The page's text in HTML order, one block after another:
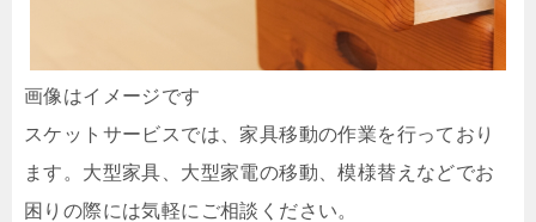
画像はイメージです
スケットサービスでは、家具移動の作業を行っており
ます。大型家具、大型家電の移動、模様替えなどでお
困りの際には気軽にご相談ください。